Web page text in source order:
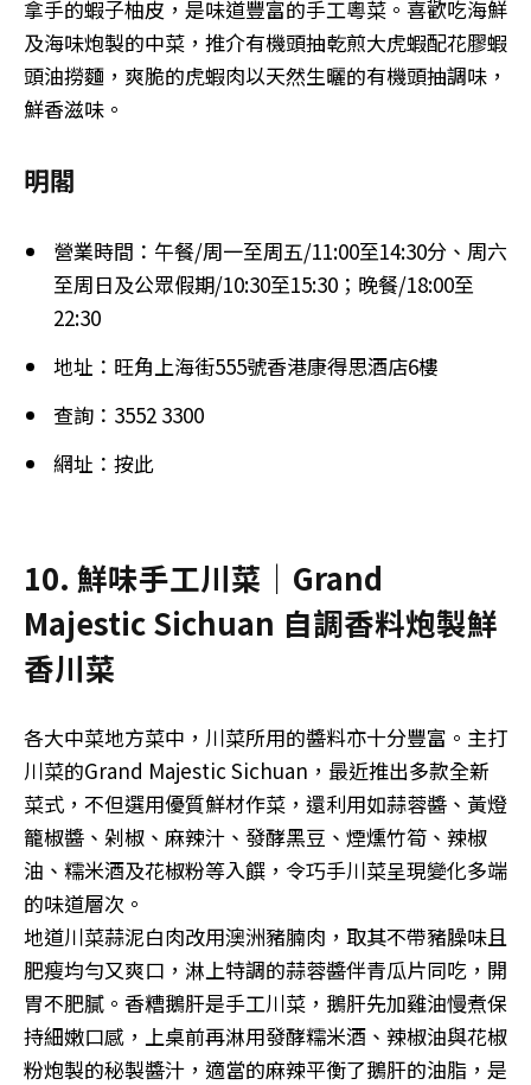
拿手的蝦子柚皮，是味道豐富的手工粵菜。喜歡吃海鮮
及海味炮製的中菜，推介有機頭抽乾煎大虎蝦配花膠蝦
頭油撈麵，爽脆的虎蝦肉以天然生曬的有機頭抽調味，
鮮香滋味。
明閣
營業時間：午餐/周一至周五/11:00至14:30分、周六
至周日及公眾假期/10:30至15:30；晚餐/18:00至
22:30
地址：旺角上海街555號香港康得思酒店6樓
查詢：3552 3300
網址：按此
10. 鮮味手工川菜｜Grand
Majestic Sichuan 自調香料炮製鮮
香川菜
各大中菜地方菜中，川菜所用的醬料亦十分豐富。主打
川菜的Grand Majestic Sichuan，最近推出多款全新
菜式，不但選用優質鮮材作菜，還利用如蒜蓉醬、黃燈
籠椒醬、剁椒、麻辣汁、發酵黑豆、煙燻竹筍、辣椒
油、糯米酒及花椒粉等入饌，令巧手川菜呈現變化多端
的味道層次。
地道川菜蒜泥白肉改用澳洲豬腩肉，取其不帶豬臊味且
肥瘦均勻又爽口，淋上特調的蒜蓉醬伴青瓜片同吃，開
胃不肥膩。香糟鵝肝是手工川菜，鵝肝先加雞油慢煮保
持細嫩口感，上桌前再淋用發酵糯米酒、辣椒油與花椒
粉炮製的秘製醬汁，適當的麻辣平衡了鵝肝的油脂，是